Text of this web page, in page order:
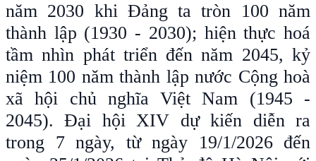
năm 2030 khi Đảng ta tròn 100 năm
thành lập (1930 - 2030); hiện thực hoá
tầm nhìn phát triển đến năm 2045, kỷ
niệm 100 năm thành lập nước Cộng hoà
xã hội chủ nghĩa Việt Nam (1945 -
2045). Đại hội XIV dự kiến diễn ra
trong 7 ngày, từ ngày 19/1/2026 đến